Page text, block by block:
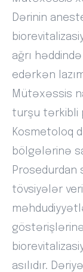
Dərinin
ağrı
edərkən
Mütəxəssis
turşu tərkibli
Kosmetoloq
bölgələrinə
Prosedurdan
tövsiyələr
asılıdır.